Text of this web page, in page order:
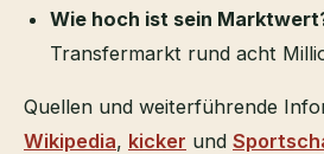
Wie hoch ist sein
Transfermarkt rund acht
Quellen und weiterführende
Wikipedia, kicker und